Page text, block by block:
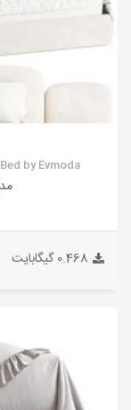
by Evmoda
0.468 گیگابایت